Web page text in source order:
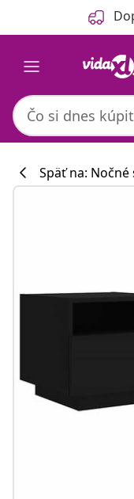
Predchádzajúce
Späť na: